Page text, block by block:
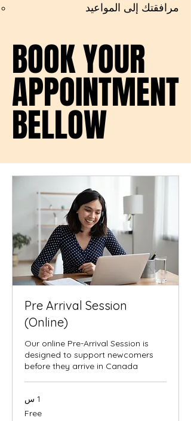
مرافقتك إلى المواعيد
BOOK YOUR
APPOINTMENT
BELLOW
BOOK YOUR
APPOINTMENT
BELLOW
Pre Arrival Session
(Online)
Our online Pre-Arrival Session is
designed to support newcomers
before they arrive in Canada
1 س
Free